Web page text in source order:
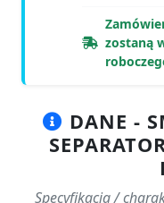
zostaną
DANE -
Specyfikacja /